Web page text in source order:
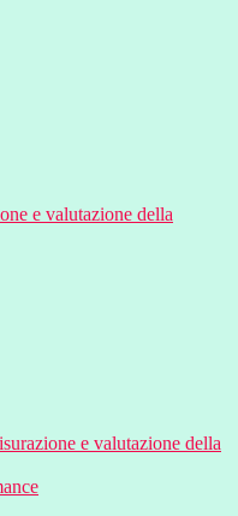
e valutazione della
e valutazione della